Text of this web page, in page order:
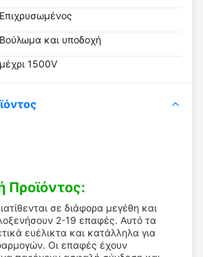
Επιχρυσωμένος
Βούλωμα και υποδοχή
μέχρι 1500V
Προϊόντος:
σε διάφορα μεγέθη και
2-19 επαφές. Αυτό τα
ευέλικτα και κατάλληλα για
Οι επαφές έχουν